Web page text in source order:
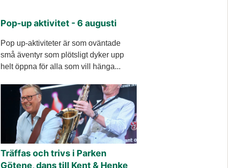
Pop-up aktivitet - 6 augusti
Pop up-aktiviteter är som oväntade
små äventyr som plötsligt dyker upp
helt öppna för alla som vill hänga...
Träffas och trivs i Parken
Götene, dans till Kent & Henke